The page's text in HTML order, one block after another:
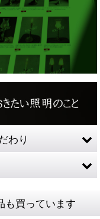
わり
も買っています